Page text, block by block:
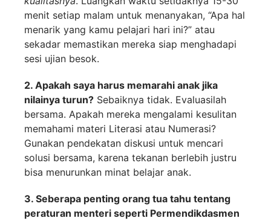
menit setiap malam untuk menanyakan, “Apa hal
menarik yang kamu pelajari hari ini?” atau
sekadar memastikan mereka siap menghadapi
sesi ujian besok.
2. Apakah saya harus memarahi anak jika
nilainya turun? Sebaiknya tidak. Evaluasilah
bersama. Apakah mereka mengalami kesulitan
memahami materi Literasi atau Numerasi?
Gunakan pendekatan diskusi untuk mencari
solusi bersama, karena tekanan berlebih justru
bisa menurunkan minat belajar anak.
3. Seberapa penting orang tua tahu tentang
peraturan menteri seperti Permendikdasmen